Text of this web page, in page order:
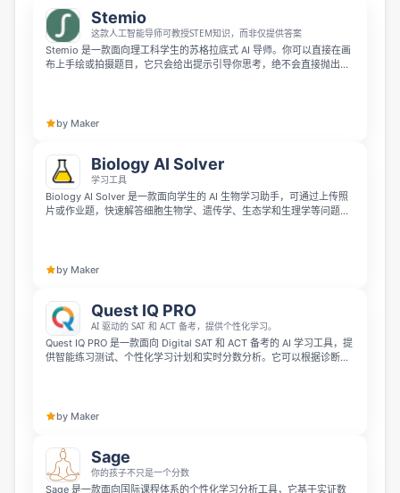
Stemio
这款人工智能导师可教授STEM知识，而非仅提供答案
Stemio 是一款面向理工科学生的苏格拉底式 AI 导师。你可以直接在画
布上手绘或拍摄题目，它只会给出提示引导你思考，绝不会直接抛出答
by Maker
Biology AI Solver
学习工具
Biology AI Solver 是一款面向学生的 AI 生物学习助手，可通过上传照
片或作业题，快速解答细胞生物学、遗传学、生态学和生理学等问题。
by Maker
Quest IQ PRO
AI 驱动的 SAT 和 ACT 备考，提供个性化学习。
Quest IQ PRO 是一款面向 Digital SAT 和 ACT 备考的 AI 学习工具，提
供智能练习测试、个性化学习计划和实时分数分析。它可以根据诊断测
by Maker
Sage
你的孩子不只是一个分数
Sage 是一款面向国际课程体系的个性化学习分析工具，它基于实证数